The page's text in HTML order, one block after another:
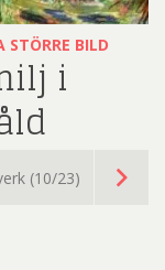
STÖRRE BILD
i
(10/23)